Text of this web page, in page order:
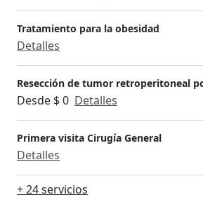
Tratamiento para la obesidad
Detalles
Resección de tumor retroperitoneal
Desde $ 0 Detalles
Primera visita Cirugía General
Detalles
+ 24 servicios